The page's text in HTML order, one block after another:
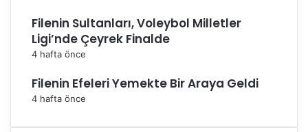
Filenin Sultanları, Voleybol Milletler
Ligi’nde Çeyrek Finalde
4 hafta önce
Filenin Efeleri Yemekte Bir Araya Geldi
4 hafta önce